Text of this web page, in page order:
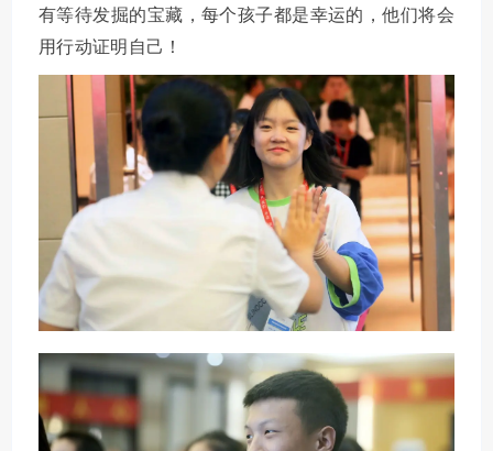
有等待发掘的宝藏，每个孩子都是幸运的，他们将会
用行动证明自己！